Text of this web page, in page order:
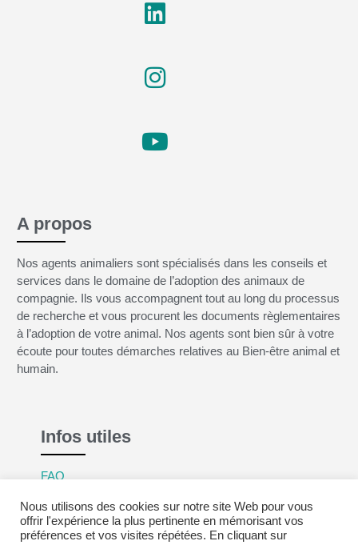
A propos
Nos agents animaliers sont spécialisés dans les conseils et
services dans le domaine de l’adoption des animaux de
compagnie. Ils vous accompagnent tout au long du processus
de recherche et vous procurent les documents règlementaires
à l’adoption de votre animal. Nos agents sont bien sûr à votre
écoute pour toutes démarches relatives au Bien-être animal et
humain.
Infos utiles
FAQ
Politique de confidentialité
CGV
Nous utilisons des cookies sur notre site Web pour vous
offrir l'expérience la plus pertinente en mémorisant vos
préférences et vos visites répétées. En cliquant sur